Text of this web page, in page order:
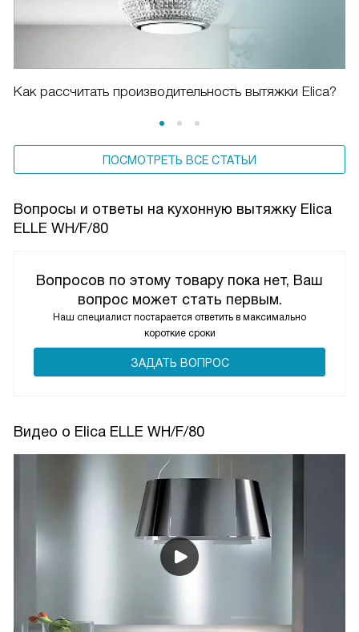
Как рассчитать производительность вытяжки Elica?
ПОСМОТРЕТЬ ВСЕ СТАТЬИ
Вопросы и ответы на кухонную вытяжку Elica
ELLE WH/F/80
Вопросов по этому товару пока нет, Ваш
вопрос может стать первым.
Наш специалист постарается ответить в максимально
короткие сроки
ЗАДАТЬ ВОПРОС
Видео о Elica ELLE WH/F/80